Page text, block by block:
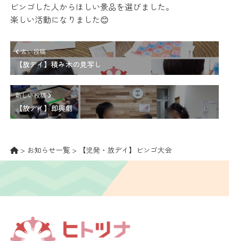
ビンゴした人からほしい景品を選びました。
楽しい活動になりました😊
古い投稿
【放デイ】積み木の見写し
新しい投稿
【放デイ】即興劇
> お知らせ一覧 > 【児発・放デイ】ビンゴ大会